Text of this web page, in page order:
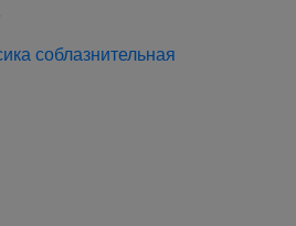
соблазнительная